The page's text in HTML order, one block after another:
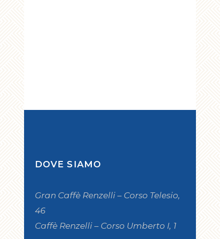
DOVE SIAMO
Gran Caffè Renzelli – Corso Telesio,
46
Caffè Renzelli – Corso Umberto I, 1